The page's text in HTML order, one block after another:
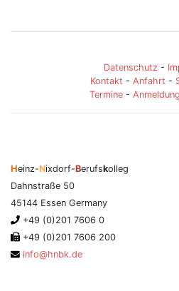
Datenschutz -
Kontakt - Anfahrt -
Termine - Anmeldung
Heinz-Nixdorf-Berufskolleg
Dahnstraße 50
45144 Essen Germany
+49 (0)201 7606 0
+49 (0)201 7606 200
info@hnbk.de